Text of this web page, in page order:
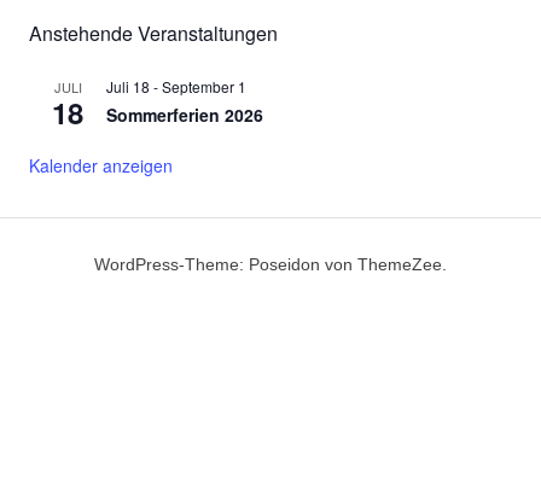
Anstehende Veranstaltungen
JULI
18
Juli 18 -September 1
Sommerferien 2026
Kalender anzeigen
WordPress-Theme: Poseidon von ThemeZee.